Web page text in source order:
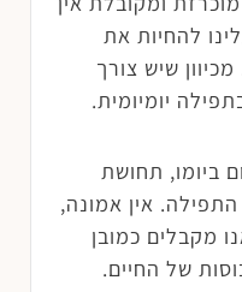
להחיות את
שיש צורך
יומיומית.
ביומו, תחושת
אין אמונה,
מקבלים כמובן
של החיים.